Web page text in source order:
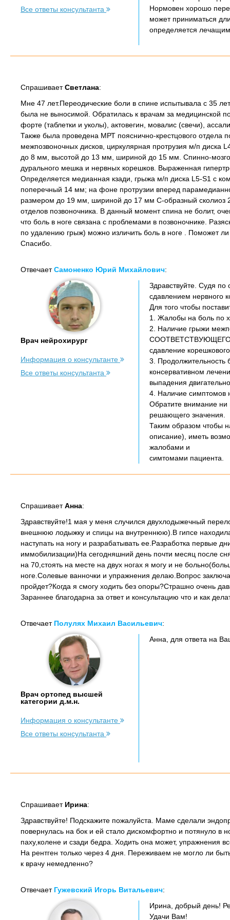
Все ответы консультанта
Нормовен хорошо
может приниматься
определяется
СпрашиваетCветлана:
Мне 47 лет.Переодические боли в спине испытывала с 35
была не выносимой. Обратилась к врачам за медицинской
форте (таблетки и уколы), актовегин, мовалис (свечи),
Также была проведена МРТ пояснично-крестцового отдела
межпозвоночных дисков, циркулярная протрузия м/п
до 8 мм, высотой до 13 мм, шириной до 15 мм. Спинно-
дурального мешка и нервных корешков. Выраженная
Определяется медианная кзади, грыжа м/п диска L5-S1 с
поперечный 14 мм; на фоне протрузии вперед
размером до 19 мм, шириной до 17 мм С-образный сколиоз
отделов позвоночника. В данный момент спина не болит,
что боль в ноге связана с проблемами в позвоночнике.
по удалению грыж) можно изличить боль в ноге . Поможет
Спасибо.
ОтвечаетСамоненко Юрий Михайлович:
Врач нейрохирург
Информация о консультанте
Все ответы консультанта
Здравствуйте. Судя
сдавлением нервного
Для того чтобы
1. Жалобы на боль по
2. Наличие грыжи
СООТВЕТСТВУЮЩЕГО
сдавление
3. Продолжительность
консервативном
выпадения
4. Наличие симптомов
Обратите внимание ни
решающего значения.
Таким образом чтобы
описание), иметь
жалобами и
симтомами пациента.
СпрашиваетАнна:
Здравствуйте!1 мая у меня случился двухлодыжечный
внешнюю лодыжку и спицы на внутреннюю).В гипсе
наступать на ногу и разрабатывать ее.Разработка первые
иммобилизации)На сегодняшний день почти месяц после
на 70,стоять на месте на двух ногах я могу и не
ноге.Солевые ванночки и упражнения делаю.Вопрос
пройдет?Когда я смогу ходить без опоры?Страшно очень
Зараннее благодарна за ответ и консультацию что и как
Отвечает Полулях Михаил Васильевич:
Врач ортопед высшей
категории д.м.н.
Информация о консультанте
Все ответы консультанта
Анна, для ответа на
Спрашивает Ирина:
Здравствуйте! Подскажите пожалуйста. Маме сделали
повернулась на бок и ей стало дискомфортно и потянуло в
паху,колене и сзади бедра. Ходить она может, упражнения
На рентген только через 4 дня. Переживаем не могло ли
к врачу немедленно?
Отвечает Гужевский Игорь Витальевич:
Ирина, добрый день!
Удачи Вам!